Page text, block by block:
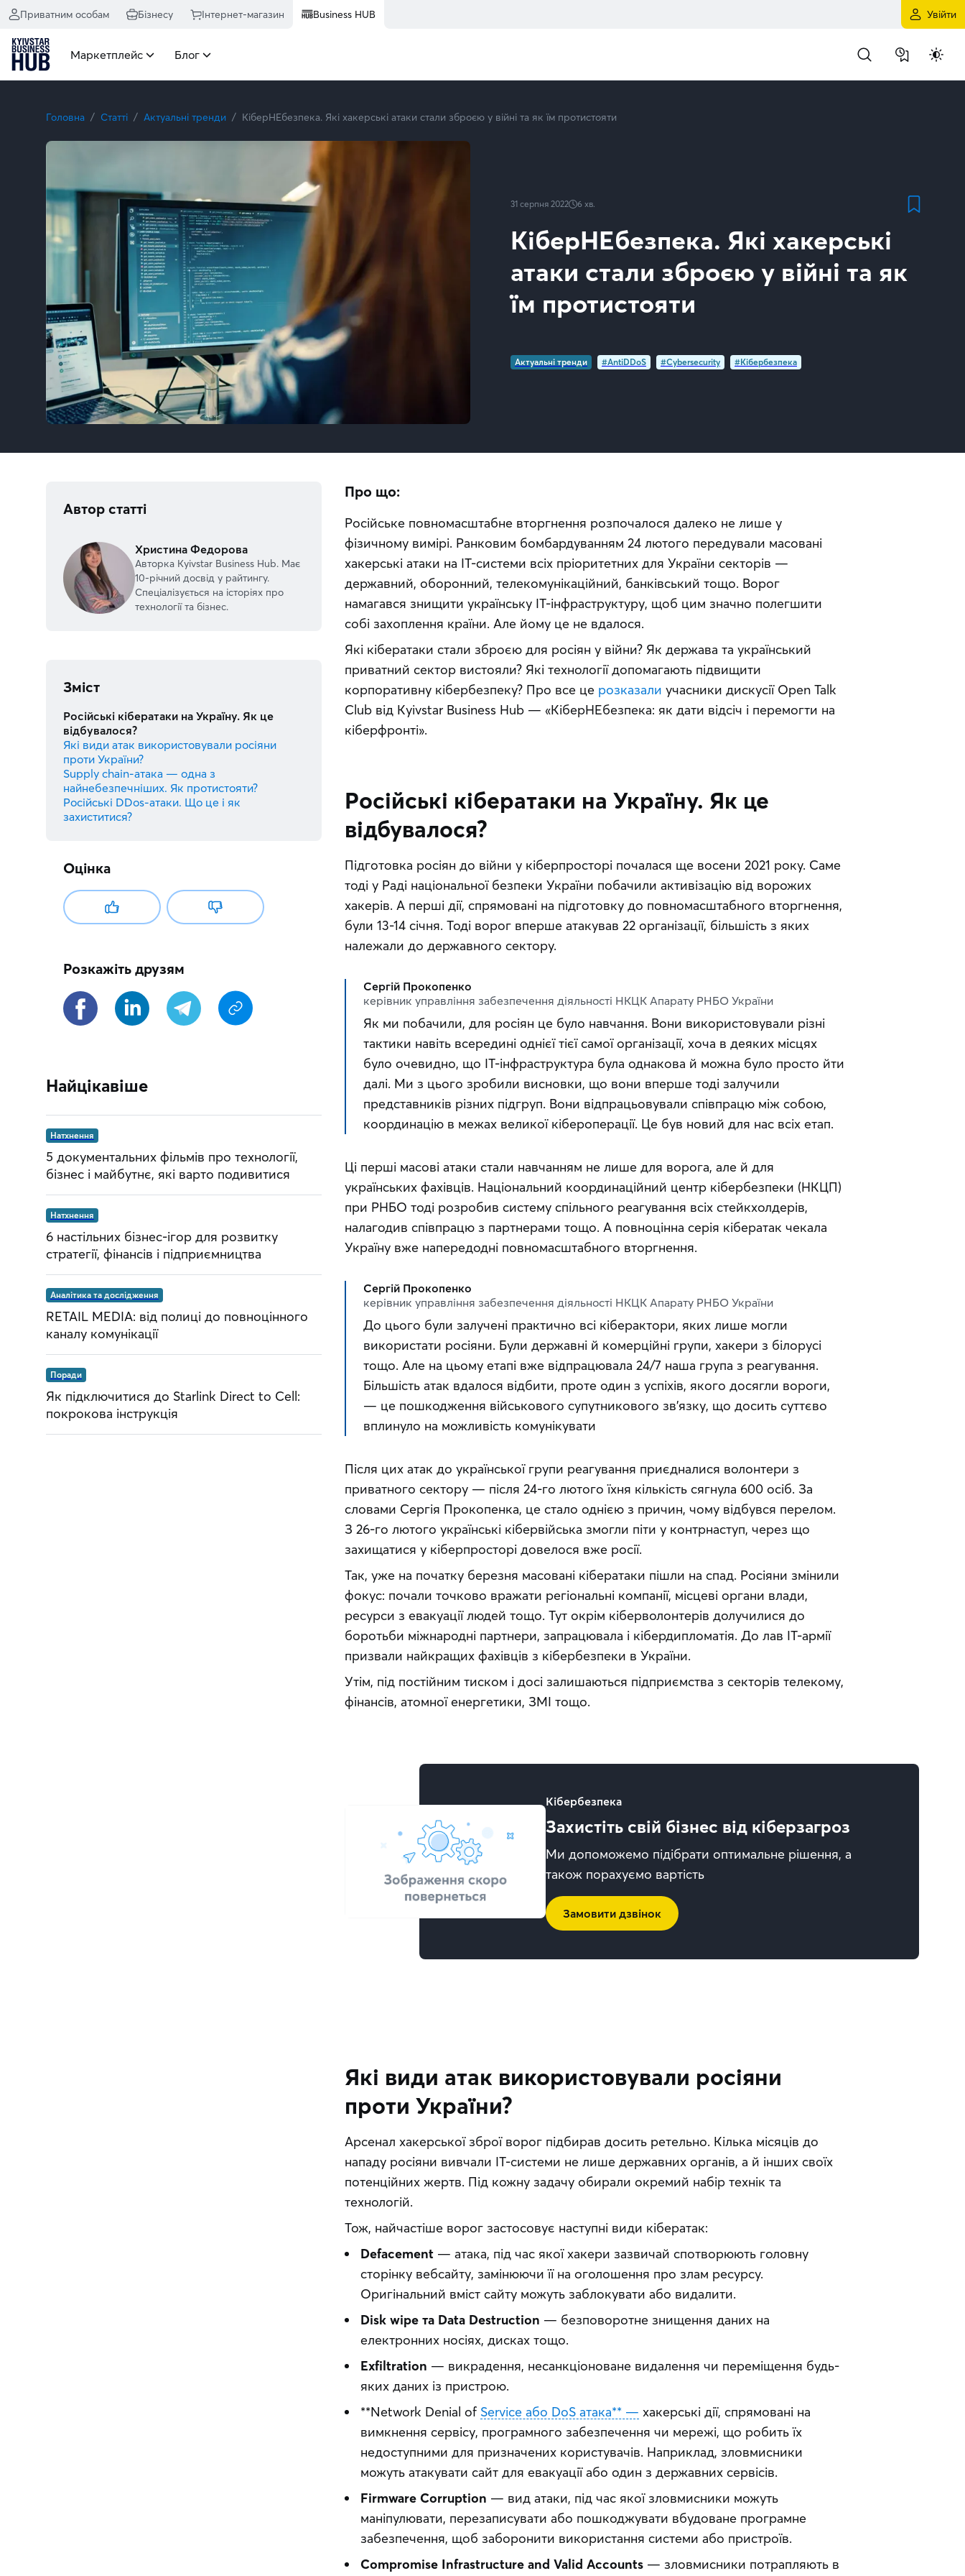
Приватним особам Бізнесу Інтернет-магазин Business HUB Увійти
Маркетплейс Блог
Головна Статті Актуальні тренди КіберНЕбезпека. Які хакерські атаки стали зброєю у війні та як їм протистояти
31 серпня 2022 6 хв.
КіберНЕбезпека. Які хакерські
атаки стали зброєю у війні та як
їм протистояти
Актуальні тренди #AntiDDoS #Cybersecurity #Кібербезпека
Про що:
Російське повномасштабне вторгнення розпочалося далеко не лише у
фізичному вимірі. Ранковим бомбардуванням 24 лютого передували масовані
хакерські атаки на ІТ-системи всіх пріоритетних для України секторів —
державний, оборонний, телекомунікаційний, банківський тощо. Ворог
намагався знищити українську ІТ-інфраструктуру, щоб цим значно полегшити
собі захоплення країни. Але йому це не вдалося.
Які кібератаки стали зброєю для росіян у війни? Як держава та український
приватний сектор вистояли? Які технології допомагають підвищити
корпоративну кібербезпеку? Про все це розказали учасники дискусії Open Talk
Club від Kyivstar Business Hub — «КіберНЕбезпека: як дати відсіч і перемогти на
кіберфронті».
Російські кібератаки на Україну. Як це
відбувалося?
Підготовка росіян до війни у кіберпросторі почалася ще восени 2021 року. Саме
тоді у Раді національної безпеки України побачили активізацію від ворожих
хакерів. А перші дії, спрямовані на підготовку до повномасштабного вторгнення,
були 13-14 січня. Тоді ворог вперше атакував 22 організації, більшість з яких
належали до державного сектору.
Сергій Прокопенко
керівник управління забезпечення діяльності НКЦК Апарату РНБО України
Як ми побачили, для росіян це було навчання. Вони використовували різні
тактики навіть всередині однієї тієї самої організації, хоча в деяких місцях
було очевидно, що ІТ-інфраструктура була однакова й можна було просто йти
далі. Ми з цього зробили висновки, що вони вперше тоді залучили
представників різних підгруп. Вони відпрацьовували співпрацю між собою,
координацію в межах великої кібероперації. Це був новий для нас всіх етап.
Ці перші масові атаки стали навчанням не лише для ворога, але й для
українських фахівців. Національний координаційний центр кібербезпеки (НКЦП)
при РНБО тоді розробив систему спільного реагування всіх стейкхолдерів,
налагодив співпрацю з партнерами тощо. А повноцінна серія кібератак чекала
Україну вже напередодні повномасштабного вторгнення.
Сергій Прокопенко
керівник управління забезпечення діяльності НКЦК Апарату РНБО України
До цього були залучені практично всі кіберактори, яких лише могли
використати росіяни. Були державні й комерційні групи, хакери з білорусі
тощо. Але на цьому етапі вже відпрацювала 24/7 наша група з реагування.
Більшість атак вдалося відбити, проте один з успіхів, якого досягли вороги,
— це пошкодження військового супутникового зв’язку, що досить суттєво
вплинуло на можливість комунікувати
Після цих атак до української групи реагування приєдналися волонтери з
приватного сектору — після 24-го лютого їхня кількість сягнула 600 осіб. За
словами Сергія Прокопенка, це стало однією з причин, чому відбувся перелом.
З 26-го лютого українські кібервійська змогли піти у контрнаступ, через що
захищатися у кіберпросторі довелося вже росії.
Так, уже на початку березня масовані кібератаки пішли на спад. Росіяни змінили
фокус: почали точково вражати регіональні компанії, місцеві органи влади,
ресурси з евакуації людей тощо. Тут окрім кіберволонтерів долучилися до
боротьби міжнародні партнери, запрацювала і кібердипломатія. До лав ІТ-армії
призвали найкращих фахівців з кібербезпеки в України.
Утім, під постійним тиском і досі залишаються підприємства з секторів телекому,
фінансів, атомної енергетики, ЗМІ тощо.
Кібербезпека
Захистіть свій бізнес від кіберзагроз
Ми допоможемо підібрати оптимальне рішення, а
також порахуємо вартість
Замовити дзвінок
Які види атак використовували росіяни
проти України?
Арсенал хакерської зброї ворог підбирав досить ретельно. Кілька місяців до
нападу росіяни вивчали ІТ-системи не лише державних органів, а й інших своїх
потенційних жертв. Під кожну задачу обирали окремий набір технік та
технологій.
Тож, найчастіше ворог застосовує наступні види кібератак:
Defacement — атака, під час якої хакери зазвичай спотворюють головну
сторінку вебсайту, замінюючи її на оголошення про злам ресурсу.
Оригінальний вміст сайту можуть заблокувати або видалити.
Disk wipe та Data Destruction — безповоротне знищення даних на
електронних носіях, дисках тощо.
Exfiltration — викрадення, несанкціоноване видалення чи переміщення будь-
яких даних із пристрою.
**Network Denial of Service або DoS атака** — хакерські дії, спрямовані на
вимкнення сервісу, програмного забезпечення чи мережі, що робить їх
недоступними для призначених користувачів. Наприклад, зловмисники
можуть атакувати сайт для евакуації або один з державних сервісів.
Firmware Corruption — вид атаки, під час якої зловмисники можуть
маніпулювати, перезаписувати або пошкоджувати вбудоване програмне
забезпечення, щоб заборонити використання системи або пристроїв.
Compromise Infrastructure and Valid Accounts — зловмисники потрапляють в
Автор статті
Христина Федорова
Авторка Kyivstar Business Hub. Має
10-річний досвід у райтингу.
Спеціалізується на історіях про
технології та бізнес.
Зміст
Російські кібератаки на Україну. Як це
відбувалося?
Які види атак використовували росіяни
проти України?
Supply chain-атака — одна з
найнебезпечніших. Як протистояти?
Російські DDos-атаки. Що це і як
захиститися?
Оцінка
Розкажіть друзям
Найцікавіше
Натхнення
5 документальних фільмів про технології,
бізнес і майбутнє, які варто подивитися
Натхнення
6 настільних бізнес-ігор для розвитку
стратегії, фінансів і підприємництва
Аналітика та дослідження
RETAIL MEDIA: від полиці до повноцінного
каналу комунікації
Поради
Як підключитися до Starlink Direct to Cell:
покрокова інструкція